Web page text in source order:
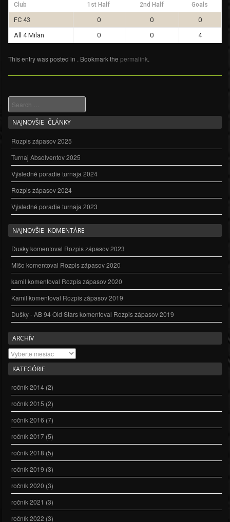
Club 1st Half 2nd Half Goals
FC 43 0 0
0
All 4 Milan
0 0 4
This entry was posted in . Bookmark the permalink.
Post navigation
Search
NAJNOVŠIE ČLÁNKY
Rozpis zápasov 2025
Turnaj Absolventov 2025
Výsledné poradie turnaja 2024
Rozpis zápasov 2024
Výsledné poradie turnaja 2023
NAJNOVŠIE KOMENTÁRE
Duskykomentoval Rozpis zápasov 2023
Mišo komentoval Rozpis zápasov 2020
kamil komentoval Rozpis zápasov 2020
Kamil komentoval Rozpis zápasov 2019
Dušky - AB 94 Old Starskomentoval Rozpis zápasov 2019
ARCHÍV
Archív
KATEGÓRIE
ročník 2014(2)
ročník 2015 (2)
ročník 2016 (7)
ročník 2017(5)
ročník 2018 (5)
ročník 2019 (3)
ročník 2020 (3)
ročník 2021 (3)
ročník 2022 (3)